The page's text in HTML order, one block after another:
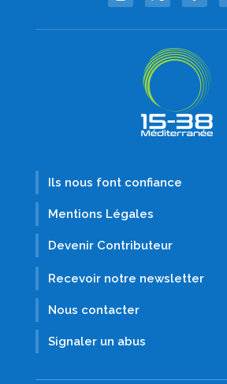
Ils nous font confiance
Mentions Légales
Devenir Contributeur
Recevoir notre newsletter
Nous contacter
Signaler un abus